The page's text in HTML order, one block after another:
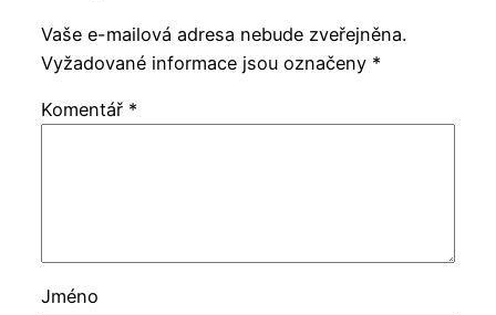
Vaše e-mailová adresa nebude zveřejněna.
Vyžadované informace jsou označeny *
Komentář *
Jméno